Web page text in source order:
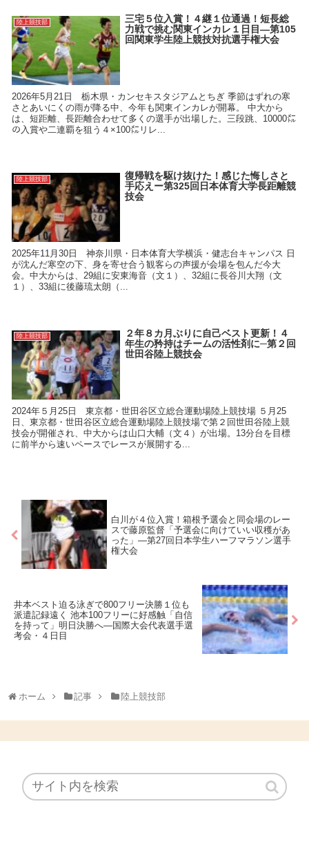
陸上競技部
三宅５位入賞！４継１位通過！短長総
力戦で挑む関東インカレ１日目―第105
回関東学生陸上競技対抗選手権大会
2026年5月21日 栃木県・カンセキスタジアムとちぎ 季節はずれの寒
さとあいにくの雨が降る中、今年も関東インカレが開幕。 中大から
は、短距離、長距離合わせて多くの選手が出場した。三段跳、10000㍍
の入賞や二連覇を狙う４×100㍍リレ...
陸上競技部
復帰戦を駆け抜けた！感じた悔しさと
手応えー第325回日本体育大学長距離競
技会
2025年11月30日 神奈川県・日本体育大学横浜・健志台キャンパス 日
が沈んだ寒空の下、身を寄せ合う観客らの声援が会場を包んだ今大
会。中大からは、29組に安東海音（文１）、32組に長谷川大翔（文
１）、33組に後藤琉太朗（...
陸上競技部
２年８カ月ぶりに自己ベスト更新！４
年生の矜持はチームの活性剤に─第２回
世田谷陸上競技会
2024年５月25日 東京都・世田谷区立総合運動場陸上競技場 ５月25
日、東京都・世田谷区立総合運動場陸上競技場で第２回世田谷陸上競
技会が開催され、中大からは山口大輔（文４）が出場。13分台を目標
に前半から速いペースでレースが展開する...
白川が４位入賞！箱根予選会と同会場のレー
スで藤原監督「予選会に向けていい収穫があ
った」―第27回日本学生ハーフマラソン選手
権大会
井本ベスト迫る泳ぎで800フリー決勝１位も
派遣記録遠く 池本100フリーに好感触「自信
を持って」明日決勝へ―国際大会代表選手選
考会・４日目
ホーム 記事 陸上競技部